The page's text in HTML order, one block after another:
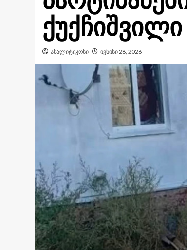
ანალიტიკოსი ივნისი 28, 2026